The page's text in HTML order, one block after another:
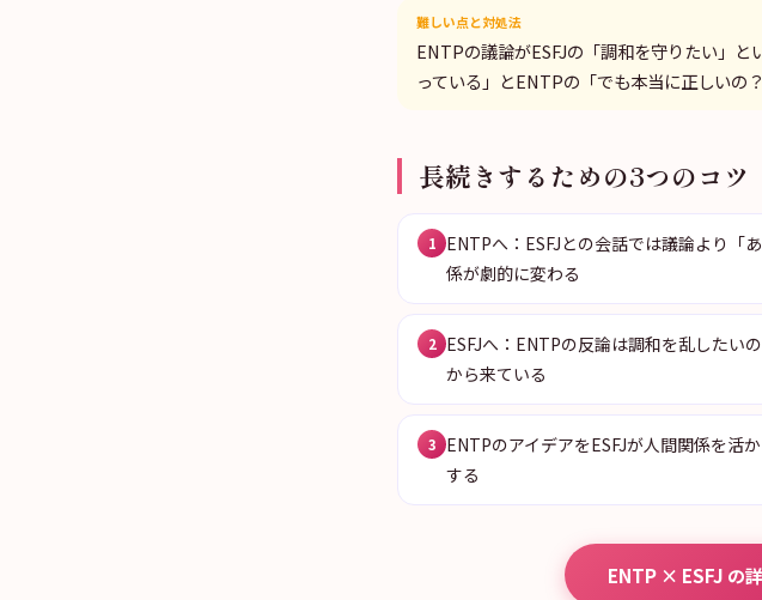
難しい点と対処法
ENTPの議論がESFJの「調和を守りたい」
っている」とENTPの「でも本当に正しいの
長続きするための3つのコツ
1
ENTPへ：ESFJとの会話では議論より「
係が劇的に変わる
2 ESFJへ：ENTPの反論は調和を乱したい
から来ている
3
ENTPのアイデアをESFJが人間関係を活
する
ENTP × ESFJ の